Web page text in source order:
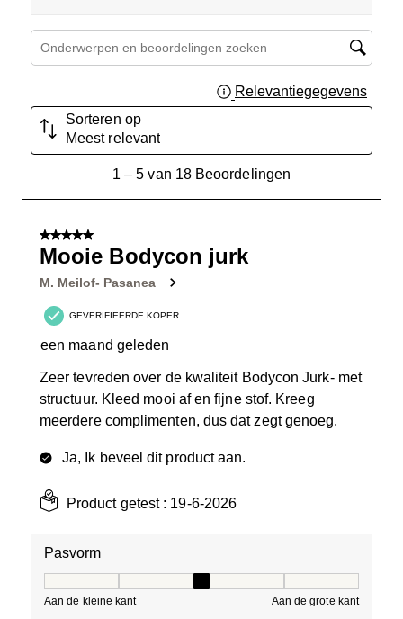
Onderwerpen en beoordelingen zoeken per regio
Relevantiegegevens
Sorteren op
Meest relevant
van
Beoordelingen.
1 – 5 van 18 Beoordelingen
5 van 5 sterren.
Mooie Bodycon jurk
M. Meilof- Pasanea
GEVERIFIEERDE KOPER
een maand geleden
Zeer tevreden over de kwaliteit Bodycon Jurk- met
structuur. Kleed mooi af en fijne stof. Kreeg
meerdere complimenten, dus dat zegt genoeg.
Ja, Ik beveel dit product aan.
Product getest : 19-6-2026
Pasvorm
Aan de kleine kant Aan de grote kant